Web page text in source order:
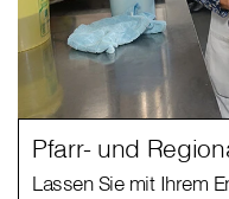
Pfarr- und
Lassen Sie mit Ihrem